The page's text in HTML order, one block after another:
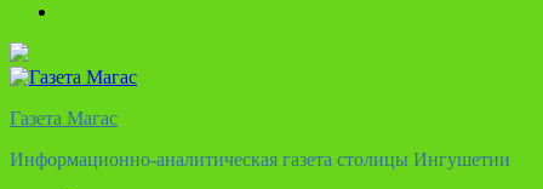
Газета Магас
Информационно-аналитическая газета столицы Ингушетии